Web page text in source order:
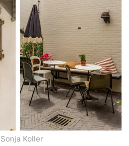
Koller